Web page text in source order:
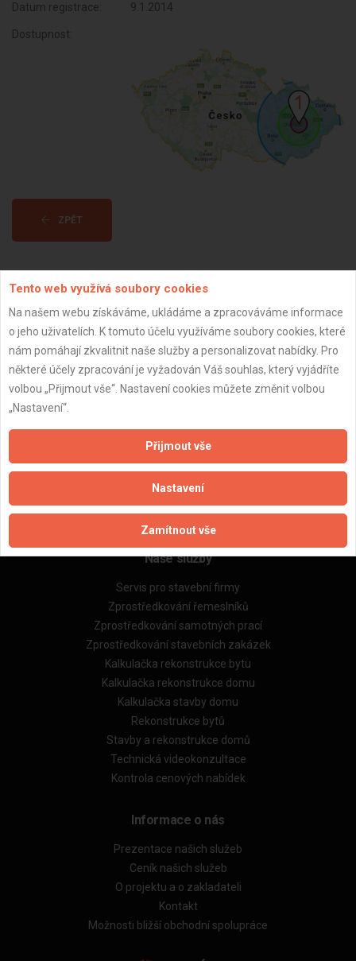
Datum registrace: 9.1.2014
Dostupnost:
ZPĚT
Důležité informace
Zásady pro používání souborů cookie
Naše excelové tabulky online
Naše služby
Servis pro stavební firmy
Zprostředkování řemeslníků
Zprostředkování samotných prací
Zprostředkování stavebních zakázek
Kalkulačka rekonstrukce bytu
Kalkulačka rekonstrukce domu
Kalkulačka stavby domu
Rekonstrukce bytů
Stavby a rekonstrukce domů
Technická videokonzultace
Kontrola cenových nabídek
Informace o nás
Prezentace našich služeb
Ceník našich služeb
O projektu a o zakladateli
Kontakt
Možnosti bližší obchodní spolupráce
Tento web využívá soubory cookies
Na našem webu získáváme, ukládáme a zpracováváme informace
o jeho uživatelích. K tomuto účelu využíváme soubory cookies, které
nám pomáhají zkvalitnit naše služby a personalizovat nabídky. Pro
některé účely zpracování je vyžadován Váš souhlas, který vyjádříte
volbou „Přijmout vše“. Nastavení cookies můžete změnit volbou
„Nastavení“.
Přijmout vše
Nastavení
Zamítnout vše